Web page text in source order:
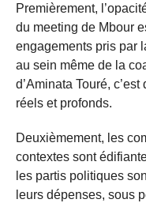
Premièrement,
du meeting de Mbour
engagements pris par
au sein même de la
d’Aminata Touré,
réels et profonds.
Deuxièmement, les
contextes sont
les partis politiques
leurs dépenses, sous